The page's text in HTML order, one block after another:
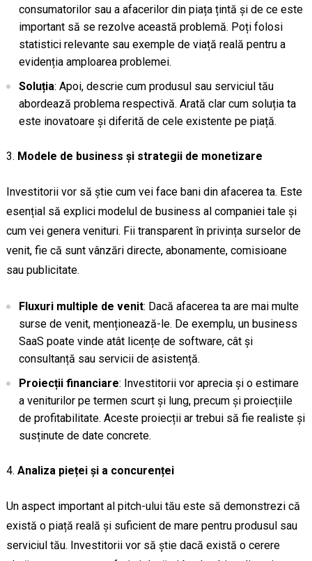
consumatorilor sau a afacerilor din piața țintă și de ce este
important să se rezolve această problemă. Poți folosi
statistici relevante sau exemple de viață reală pentru a
evidenția amploarea problemei.
Soluția: Apoi, descrie cum produsul sau serviciul tău
abordează problema respectivă. Arată clar cum soluția ta
este inovatoare și diferită de cele existente pe piață.
Modele de business și strategii de monetizare
Investitorii vor să știe cum vei face bani din afacerea ta. Este
esențial să explici modelul de business al companiei tale și
cum vei genera venituri. Fii transparent în privința surselor de
venit, fie că sunt vânzări directe, abonamente, comisioane
sau publicitate.
Fluxuri multiple de venit: Dacă afacerea ta are mai multe
surse de venit, menționează-le. De exemplu, un business
SaaS poate vinde atât licențe de software, cât și
consultanță sau servicii de asistență.
Proiecții financiare: Investitorii vor aprecia și o estimare
a veniturilor pe termen scurt și lung, precum și proiecțiile
de profitabilitate. Aceste proiecții ar trebui să fie realiste și
susținute de date concrete.
Analiza pieței și a concurenței
Un aspect important al pitch-ului tău este să demonstrezi că
există o piață reală și suficient de mare pentru produsul sau
serviciul tău. Investitorii vor să știe dacă există o cerere